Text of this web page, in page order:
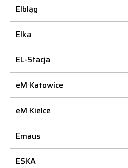
Elbląg
Elka
EL-Stacja
eM Katowice
eM Kielce
Emaus
ESKA